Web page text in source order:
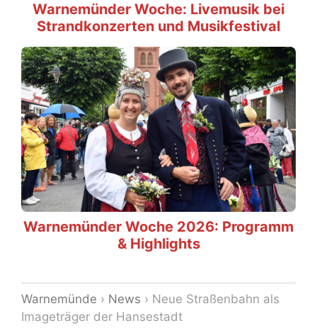
Warnemünder Woche: Livemusik bei
Strandkonzerten und Musikfestival
Warnemünder Woche 2026: Programm
& Highlights
Warnemünde › News › Neue Straßenbahn als
Imageträger der Hansestadt